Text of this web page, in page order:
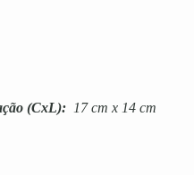
(CxL): 17 cm x 14 cm